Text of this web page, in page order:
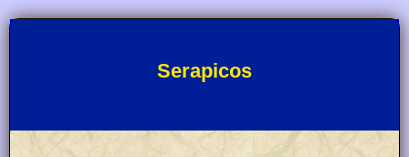
Serapicos